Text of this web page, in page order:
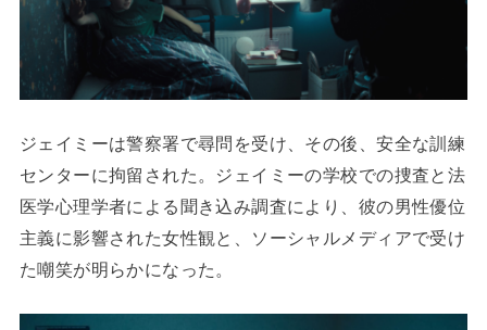
ジェイミーは警察署で尋問を受け、その後、安全な訓練
センターに拘留された。ジェイミーの学校での捜査と法
医学心理学者による聞き込み調査により、彼の男性優位
主義に影響された女性観と、ソーシャルメディアで受け
た嘲笑が明らかになった。